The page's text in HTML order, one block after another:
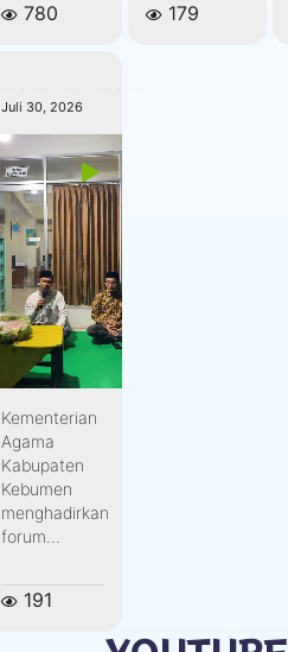
780 179
Juli 30, 2026
Kementerian
Agama
Kabupaten
Kebumen
menghadirkan
forum...
191